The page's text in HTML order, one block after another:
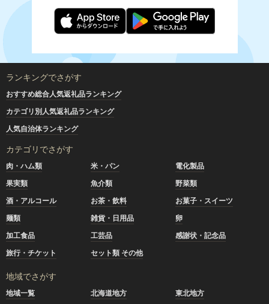
ランキングでさがす
おすすめ総合人気返礼品ランキング
カテゴリ別人気返礼品ランキング
人気自治体ランキング
カテゴリでさがす
肉・ハム類 米・パン
電化製品
果実類
魚介類
野菜類
酒・アルコール
お茶・飲料
お菓子・スイーツ
麺類
雑貨・日用品
卵
加工食品
工芸品
感謝状・記念品
旅行・チケット
セット類 その他
地域でさがす
地域一覧 北海道地方
東北地方